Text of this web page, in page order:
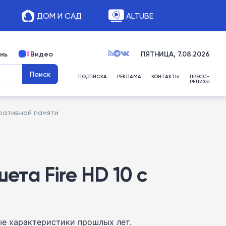
ДОМ И САД ALTUBE
Видео ПЯТНИЦА, 7.08.2026
ПОДПИСКА РЕКЛАМА КОНТАКТЫ ПРЕСС-
РЕЛИЗЫ
памяти
Fire HD 10 с
характеристики прошлых лет.